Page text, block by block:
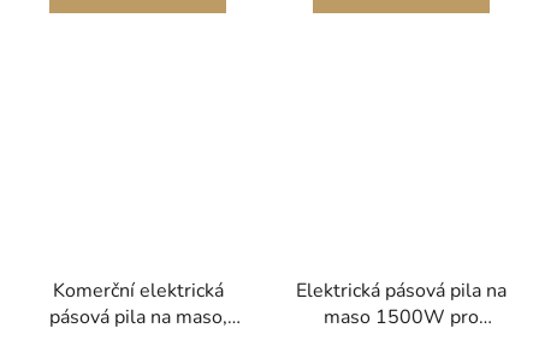
Komerční elektrická
pásová pila na maso,
Elektrická pásová pila na
maso 1500W pro